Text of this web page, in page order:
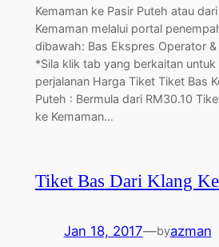
Kemaman ke Pasir Puteh atau
Kemaman melalui portal
dibawah: Bas Ekspres Operator &
*Sila klik tab yang berkaitan
perjalanan Harga Tiket Tiket Bas
Puteh : Bermula dari RM30.10
ke Kemaman…
Tiket Bas Dari Klang
Jan 18, 2017—byazman